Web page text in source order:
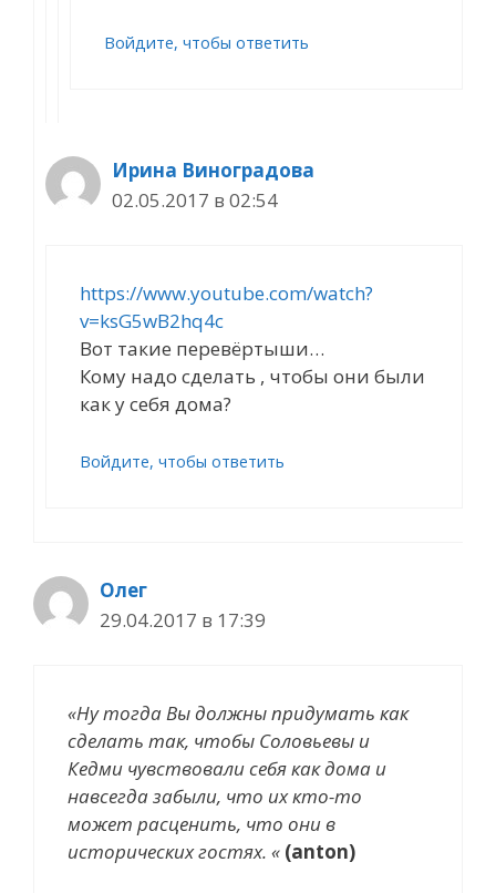
Войдите, чтобы ответить
Ирина Виноградова
02.05.2017 в 02:54
https://www.youtube.com/watch?
v=ksG5wB2hq4c
Вот такие перевёртыши…
Кому надо сделать , чтобы они были
как у себя дома?
Войдите, чтобы ответить
Олег
29.04.2017 в 17:39
«Ну тогда Вы должны придумать как
сделать так, чтобы Соловьевы и
Кедми чувствовали себя как дома и
навсегда забыли, что их кто-то
может расценить, что они в
исторических гостях. « (anton)